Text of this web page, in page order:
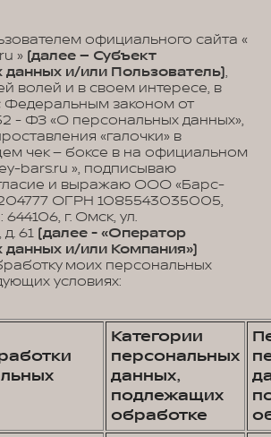
официального сайта «
» (далее – Субъект
данных и/или Пользователь),
волей и в своем интересе, в
Федеральным законом от
- ФЗ «О персональных данных»,
«галочки» в
чек – боксе в на официальном
bars.ru », подписываю
и выражаю ООО «Барс-
ОГРН 1085543035005,
г. Омск, ул.
61 (далее - «Оператор
данных и/или Компания»)
моих персональных
условиях:
Категории
персональных
данных,
подлежащих
обработке